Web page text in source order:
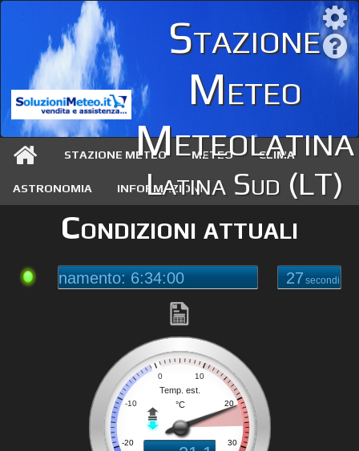
Stazione
Meteo
Meteolatina
Latina Sud (LT)
STAZIONE METEO METEO CLIMA
ASTRONOMIA INFORMAZIONI
Condizioni attuali